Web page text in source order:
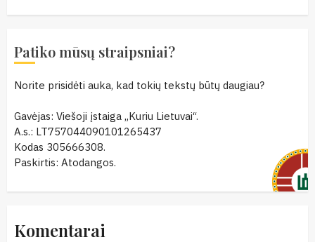
Patiko mūsų straipsniai?
Norite prisidėti auka, kad tokių tekstų būtų daugiau?
Gavėjas: Viešoji įstaiga „Kuriu Lietuvai“.
A.s.: LT757044090101265437
Kodas 305666308.
Paskirtis: Atodangos.
Komentarai